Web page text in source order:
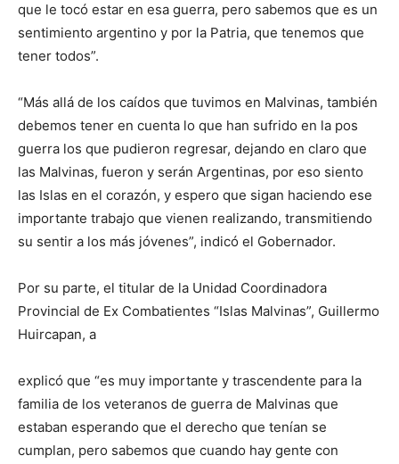
que le tocó estar en esa guerra, pero sabemos que es un
sentimiento argentino y por la Patria, que tenemos que
tener todos”.
“Más allá de los caídos que tuvimos en Malvinas, también
debemos tener en cuenta lo que han sufrido en la pos
guerra los que pudieron regresar, dejando en claro que
las Malvinas, fueron y serán Argentinas, por eso siento
las Islas en el corazón, y espero que sigan haciendo ese
importante trabajo que vienen realizando, transmitiendo
su sentir a los más jóvenes”, indicó el Gobernador.
Por su parte, el titular de la Unidad Coordinadora
Provincial de Ex Combatientes “Islas Malvinas”, Guillermo
Huircapan, a
explicó que “es muy importante y trascendente para la
familia de los veteranos de guerra de Malvinas que
estaban esperando que el derecho que tenían se
cumplan, pero sabemos que cuando hay gente con